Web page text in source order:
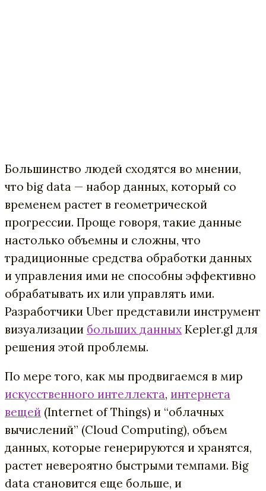
Большинство людей сходятся во мнении,
что big data — набор данных, который со
временем растет в геометрической
прогрессии. Проще говоря, такие данные
настолько объемны и сложны, что
традиционные средства обработки данных
и управления ими не способны эффективно
обрабатывать их или управлять ими.
Разработчики Uber представили инструмент
визуализации больших данных Kepler.gl для
решения этой проблемы.
По мере того, как мы продвигаемся в мир
искусственного интеллекта, интернета
вещей (Internet of Things) и “облачных
вычислений” (Cloud Computing), объем
данных, которые генерируются и хранятся,
растет невероятно быстрыми темпами. Big
data становится еще больше, и